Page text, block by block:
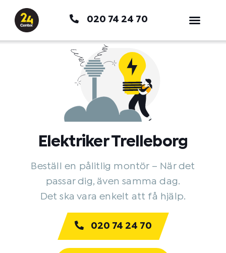
innehåll
020 74 24 70
Elektriker Trelleborg
Beställ en pålitlig montör – När det
passar dig, även samma dag.
Det ska vara enkelt att få hjälp.
020 74 24 70